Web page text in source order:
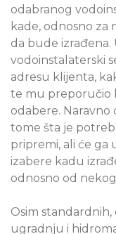
odabranog
kade, odnosno za
da bude izrađena.
vodoinstalaterski
adresu klijenta,
te mu preporučio
odabere. Naravno
tome šta je
pripremi, ali će ga
izabere kadu
odnosno od
Osim
ugradnju i